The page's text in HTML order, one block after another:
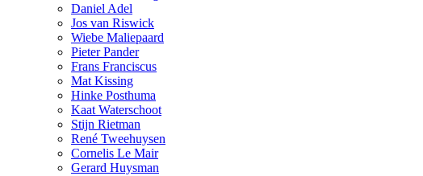
Daniel Adel
Jos van Riswick
Wiebe Maliepaard
Pieter Pander
Frans Franciscus
Mat Kissing
Hinke Posthuma
Kaat Waterschoot
Stijn Rietman
René Tweehuysen
Cornelis Le Mair
Gerard Huysman